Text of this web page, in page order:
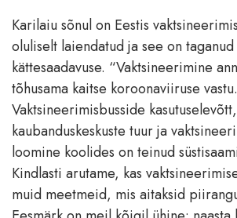
Karilaiu sõnul on Eestis
oluliselt laiendatud ja see on
kättesaadavuse. “Vaktsineerimine
tõhusama kaitse koroonaviiruse vastu.
Vaktsineerimisbusside kasutuselevõtt,
kaubanduskeskuste tuur ja
loomine koolides on teinud
Kindlasti arutame, kas
muid meetmeid, mis aitaksid